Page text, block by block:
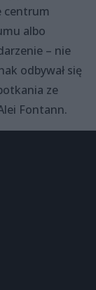
centrum
albo
– nie
odbywał się
ze
Fontann.